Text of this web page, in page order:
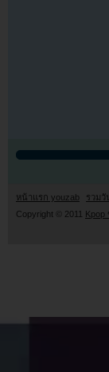
หน้าแรก youzab รวมวั
Copyright © 2011